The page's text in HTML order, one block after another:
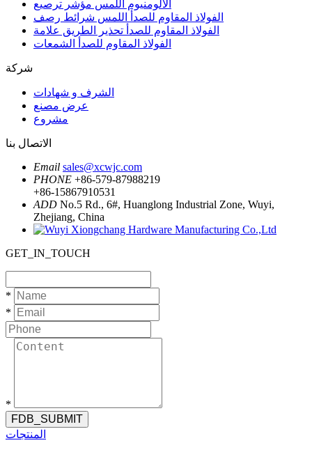
الألومنيوم اللمس مؤشر ترصيع
الفولاذ المقاوم للصدأ اللمس شرائط رصف
الفولاذ المقاوم للصدأ تحذير الطريق علامة
الفولاذ المقاوم للصدأ الشمعات
شركة
الشرف و شهادات
عرض مصنع
مشروع
الاتصال بنا
Email sales@xcwjc.com
PHONE +86-579-87988219
+86-15867910531
ADD No.5 Rd., 6#, Huanglong Industrial Zone, Wuyi,
Zhejiang, China
GET_IN_TOUCH
*
*
*
FDB_SUBMIT
المنتجات